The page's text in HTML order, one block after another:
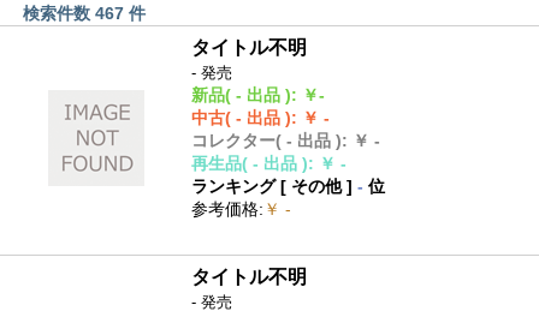
検索件数 467 件
タイトル不明
- 発売
新品( - 出品 ): ￥-
中古( - 出品 ): ￥ -
コレクター( - 出品 ): ￥ -
再生品( - 出品 ): ￥ -
ランキング [ その他]- 位
参考価格: ￥ -
タイトル不明
- 発売